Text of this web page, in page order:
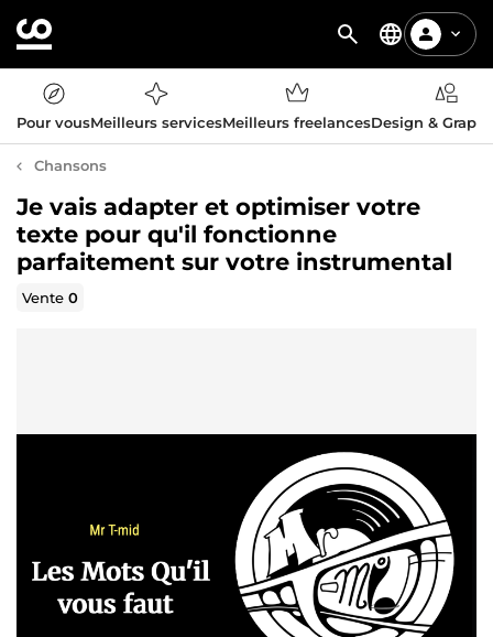
Pour vousMeilleurs servicesMeilleurs freelancesDesign &
Chansons
Je vais adapter et optimiser votre
texte pour qu'il fonctionne
parfaitement sur votre instrumental
Vente0